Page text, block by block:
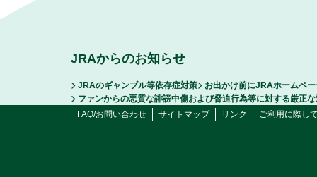
JRAからのお知らせ
JRAのギャンブル等依存症対策
お出かけ前にJRAホームペ
ファンからの悪質な誹謗中傷および脅迫行為等に対する厳正
FAQ/お問い合わせ
サイトマップ リンク ご利用に際し